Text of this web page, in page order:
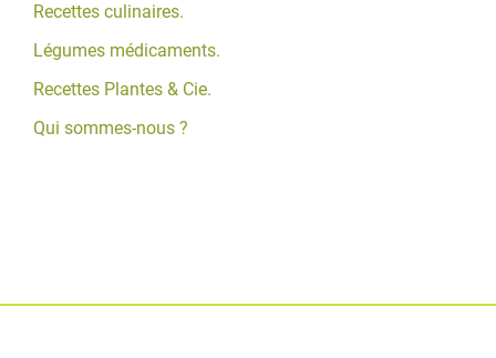
Recettes culinaires.
Légumes médicaments.
Recettes Plantes & Cie.
Qui sommes-nous ?